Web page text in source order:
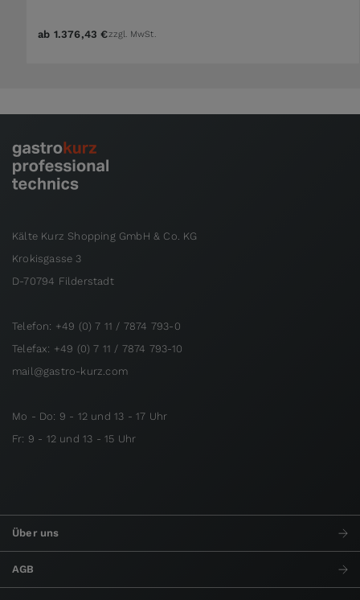
ab 1.376,43 €zzgl. MwSt.
Kälte Kurz Shopping GmbH & Co. KG
Krokisgasse 3
D-70794 Filderstadt
Telefon: +49 (0) 7 11 / 7874 793-0
Telefax: +49 (0) 7 11 / 7874 793-10
mail@gastro-kurz.com
Mo - Do: 9 - 12 und 13 - 17 Uhr
Fr: 9 - 12 und 13 - 15 Uhr
Über uns
AGB